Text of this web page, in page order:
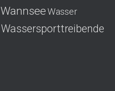
WannseeWasser
Wassersporttreibende